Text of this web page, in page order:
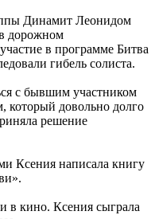
Динамит Леонидом
дорожном
в программе Битва
гибель солиста.
с бывшим участником
довольно долго
решение
Ксения написала книгу
в кино. Ксения сыграла